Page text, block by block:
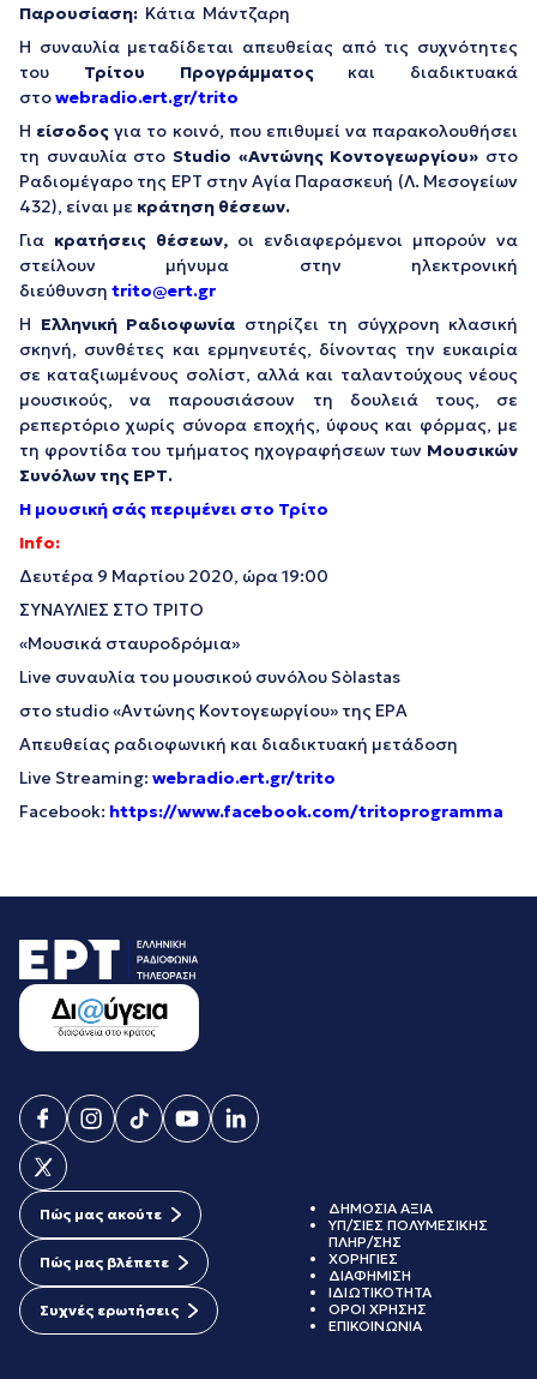
Παρουσίαση: Κάτια Μάντζαρη
Η συναυλία μεταδίδεται απευθείας από τις συχνότητες
του Τρίτου Προγράμματοςκαι διαδικτυακά
στοwebradio.ert.gr/trito
Η είσοδος για το κοινό, που επιθυμεί να παρακολουθήσει
τη συναυλία στο Studio «Αντώνης Κοντογεωργίου» στο
Ραδιομέγαρο της ΕΡΤ στην Αγία Παρασκευή (Λ. Μεσογείων
432), είναι με κράτηση θέσεων.
Για κρατήσεις θέσεων, οι ενδιαφερόμενοι μπορούν να
στείλουν μήνυμα στην ηλεκτρονική
διεύθυνση trito@ert.gr
Η Ελληνική Ραδιοφωνία στηρίζει τη σύγχρονη κλασική
σκηνή, συνθέτες και ερμηνευτές, δίνοντας την ευκαιρία
σε καταξιωμένους σολίστ, αλλά και ταλαντούχους νέους
μουσικούς, να παρουσιάσουν τη δουλειά τους, σε
ρεπερτόριο χωρίς σύνορα εποχής, ύφους και φόρμας, με
τη φροντίδα του τμήματος ηχογραφήσεων των Μουσικών
Συνόλων της ΕΡΤ.
Η μουσική σάς περιμένει στο Τρίτο
Info:
Δευτέρα 9 Μαρτίου 2020, ώρα 19:00
ΣΥΝΑΥΛΙΕΣ ΣΤΟ ΤΡΙΤΟ
«Μουσικά σταυροδρόμια»
Live συναυλία του μουσικού συνόλου Sòlastas
στο studio «Αντώνης Κοντογεωργίου» της ΕΡΑ
Απευθείας ραδιοφωνική και διαδικτυακή μετάδοση
Live Streaming: webradio.ert.gr/trito
Facebook: https://www.facebook.com/tritoprogramma
Πώς μας ακούτε
Πώς μας βλέπετε
Συχνές ερωτήσεις
ΔΗΜΟΣΙΑ ΑΞΙΑ
ΥΠ/ΣΙΕΣ ΠΟΛΥΜΕΣΙΚΗΣ
ΠΛΗΡ/ΣΗΣ
ΧΟΡΗΓΙΕΣ
ΔΙΑΦΗΜΙΣΗ
ΙΔΙΩΤΙΚΟΤΗΤΑ
ΟΡΟΙ ΧΡΗΣΗΣ
ΕΠΙΚΟΙΝΩΝΙΑ